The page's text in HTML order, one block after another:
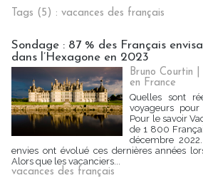
Tags (5) : vacances des français
Sondage : 87 % des Français
dans l’Hexagone en 2023
Bruno Courtin |
en France
Quelles sont
voyageurs
Pour le savoir
de 1 800
décembre
envies ont évolué ces dernières années
Alors que les vacanciers...
vacances des français